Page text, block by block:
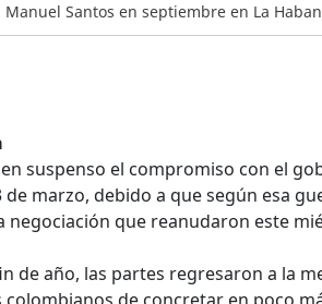
Santos en septiembre en La
en suspenso el compromiso con el
marzo, debido a que según esa
que reanudaron este
de año, las partes regresaron a la